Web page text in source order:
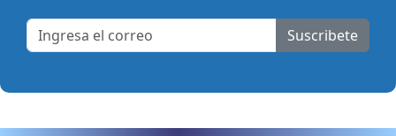
Suscribete